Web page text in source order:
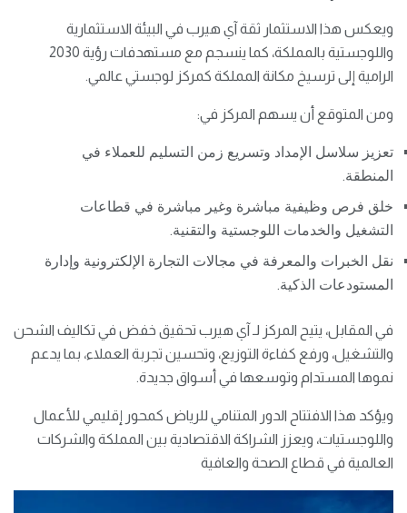
ويعكس هذا الاستثمار ثقة آي هيرب في البيئة الاستثمارية
واللوجستية بالمملكة، كما ينسجم مع مستهدفات رؤية 2030
الرامية إلى ترسيخ مكانة المملكة كمركز لوجستي عالمي.
ومن المتوقع أن يسهم المركز في:
تعزيز سلاسل الإمداد وتسريع زمن التسليم للعملاء في
المنطقة.
خلق فرص وظيفية مباشرة وغير مباشرة في قطاعات
التشغيل والخدمات اللوجستية والتقنية.
نقل الخبرات والمعرفة في مجالات التجارة الإلكترونية وإدارة
المستودعات الذكية.
في المقابل، يتيح المركز لـ آي هيرب تحقيق خفض في تكاليف الشحن
والتشغيل، ورفع كفاءة التوزيع، وتحسين تجربة العملاء، بما يدعم
نموها المستدام وتوسعها في أسواق جديدة.
ويؤكد هذا الافتتاح الدور المتنامي للرياض كمحور إقليمي للأعمال
واللوجستيات، ويعزز الشراكة الاقتصادية بين المملكة والشركات
العالمية في قطاع الصحة والعافية